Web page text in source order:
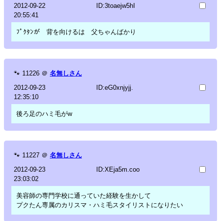
2012-09-22
20:55:41
ID:3toaejw5hI
ﾌﾟｸﾀﾝが 背を向けるは 父ちゃんばかり
🐾 11226 ＠ 名無しさん
2012-09-23
12:35:10
ID:eG0xnjyjj.
後ろ足のハミ毛がw
🐾 11227 ＠ 名無しさん
2012-09-23
23:03:02
ID:XEja5m.coo
美容師の専門学校に通っていた経験を生かして
プクたん専属のカリスマ・ハミ毛スタイリストになりたい